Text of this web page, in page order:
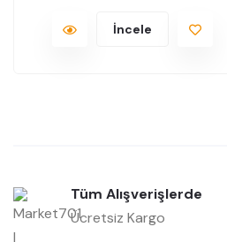
İncele
Tüm Alışverişlerde
Ücretsiz Kargo